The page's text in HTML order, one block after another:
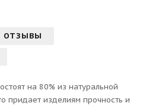
ОТЗЫВЫ
на 80% из натуральной
придает изделиям прочность и